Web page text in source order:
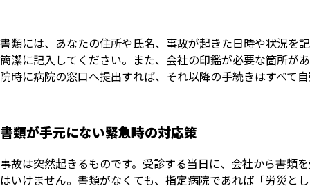
書類には、あなたの住所や氏名、事故が起きた日時や状況を
簡潔に記入してください。また、会社の印鑑が必要な箇所が
院時に病院の窓口へ提出すれば、それ以降の手続きはすべて
書類が手元にない緊急時の対応策
事故は突然起きるものです。受診する当日に、会社から書類
はいけません。書類がなくても、指定病院であれば「労災と